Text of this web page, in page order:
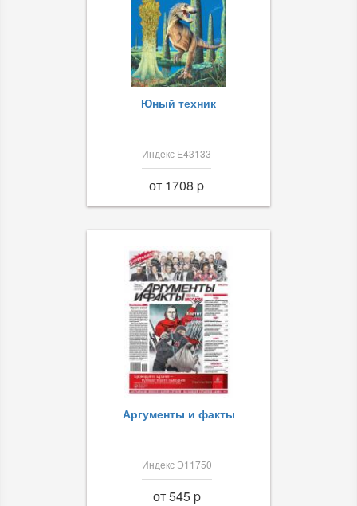
Юный техник
Индекс Е43133
от 1708 p
Аргументы и факты
Индекс Э11750
от 545 p